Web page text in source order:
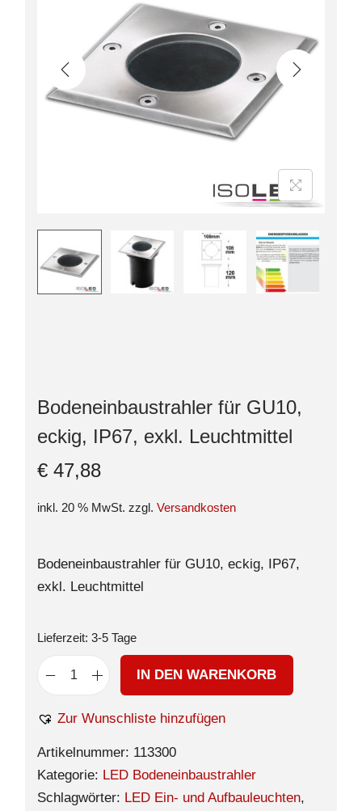
Bodeneinbaustrahler für GU10,
eckig, IP67, exkl. Leuchtmittel
€ 47,88
inkl. 20 % MwSt. zzgl. Versandkosten
Bodeneinbaustrahler für GU10, eckig, IP67,
exkl. Leuchtmittel
Lieferzeit: 3-5 Tage
IN DEN WARENKORB
Zur Wunschliste hinzufügen
Artikelnummer: 113300
Kategorie: LED Bodeneinbaustrahler
Schlagwörter: LED Ein- und Aufbauleuchten,